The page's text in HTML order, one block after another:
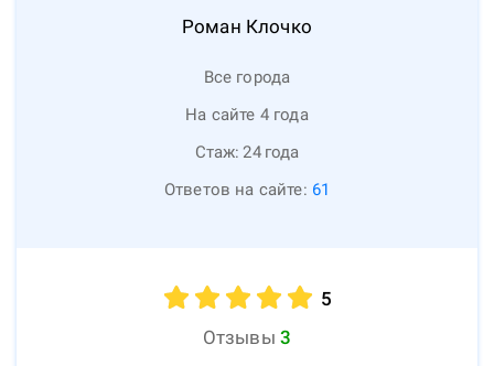
Роман Клочко
Все города
На сайте 4 года
Стаж: 24 года
Ответов на сайте: 61
5
Отзывы 3